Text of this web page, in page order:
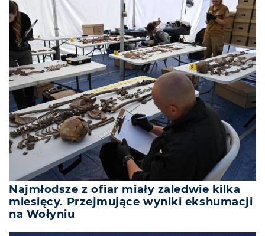
Najmłodsze z ofiar miały zaledwie kilka
miesięcy. Przejmujące wyniki ekshumacji
na Wołyniu